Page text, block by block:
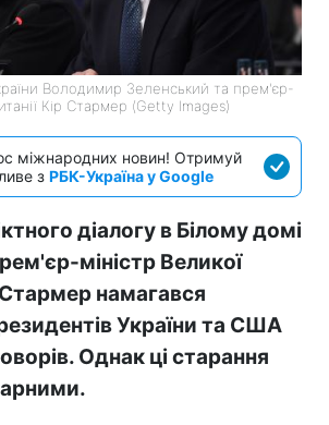
Володимир Зеленський та прем'єр-
Кір Стармер (Getty Images)
міжнародних новин! Отримуй
з РБК-Україна у Google
діалогу в Білому домі
міністр Великої
Стармер намагався
України та США
Однак ці старання